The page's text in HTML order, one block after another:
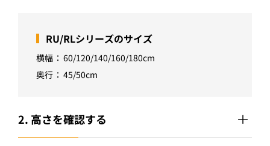
RU/RLシリーズのサイズ
横幅
60/120/140/160/180cm
奥行
45/50cm
2. 高さを確認する